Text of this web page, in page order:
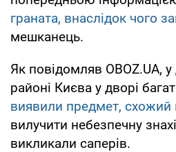
граната, внаслідок чого
мешканець.
Як повідомляв OBOZ.UA,
районі Києва у дворі
виявили предмет, схожий
вилучити небезпечну
викликали саперів.